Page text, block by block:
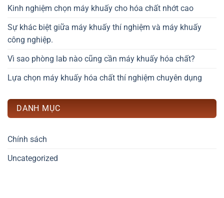
Kinh nghiệm chọn máy khuấy cho hóa chất nhớt cao
Sự khác biệt giữa máy khuấy thí nghiệm và máy khuấy
công nghiệp.
Vì sao phòng lab nào cũng cần máy khuấy hóa chất?
Lựa chọn máy khuấy hóa chất thí nghiệm chuyên dụng
DANH MỤC
Chính sách
Uncategorized